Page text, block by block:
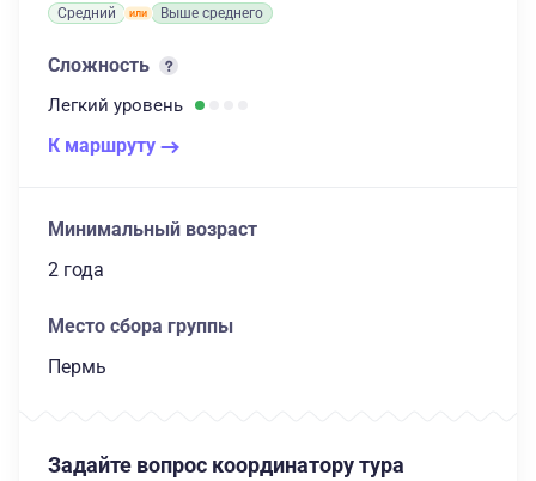
Средний Выше среднего
Сложность
Легкий уровень
К маршруту
Минимальный возраст
2 года
Место сбора группы
Пермь
Задайте вопрос координатору тура